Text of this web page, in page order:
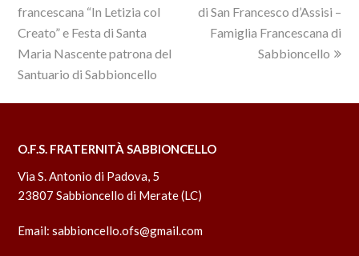
post:
francescana “In Letizia col
Creato” e Festa di Santa
Maria Nascente patrona del
Santuario di Sabbioncello
post:
di San Francesco d’Assisi –
Famiglia Francescana di
Sabbioncello
O.F.S. FRATERNITÀ SABBIONCELLO
Via S. Antonio di Padova, 5
23807 Sabbioncello di Merate (LC)
Email:sabbioncello.ofs@gmail.com